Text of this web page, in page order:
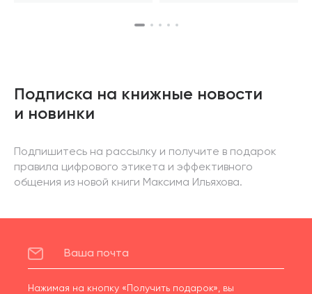
Подписка на книжные новости
и новинки
Подпишитесь на рассылку и получите в подарок
правила цифрового этикета и эффективного
общения из новой книги Максима Ильяхова.
Нажимая на кнопку «Получить подарок», вы